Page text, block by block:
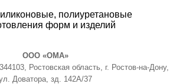
полиуретановые
форм и изделий
ООО «ОМА»
Ростовская область, г. Ростов-на-Дону,
Доватора, зд. 142А/37